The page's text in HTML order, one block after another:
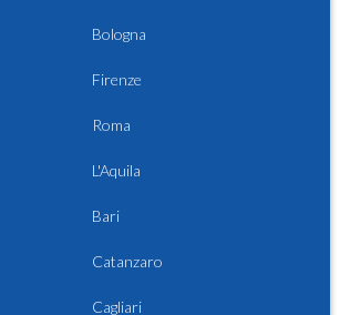
Bologna
Firenze
Roma
L'Aquila
Bari
Catanzaro
Cagliari